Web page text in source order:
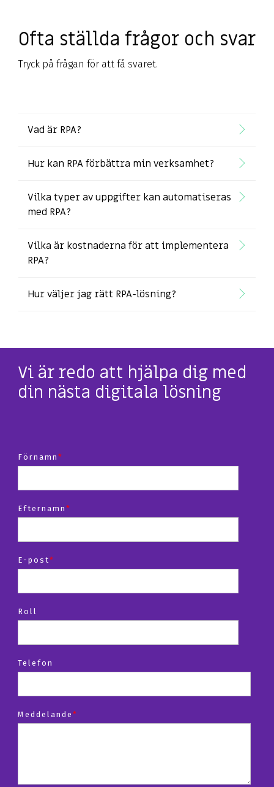
Ofta ställda frågor och svar
Tryck på frågan för att få svaret.
Vad är RPA?
Hur kan RPA förbättra min verksamhet?
Vilka typer av uppgifter kan automatiseras
med RPA?
Vilka är kostnaderna för att implementera
RPA?
Hur väljer jag rätt RPA-lösning?
Vi är redo att hjälpa dig med
din nästa digitala lösning
Förnamn *
Efternamn *
E-post*
Roll
Telefon
Meddelande *